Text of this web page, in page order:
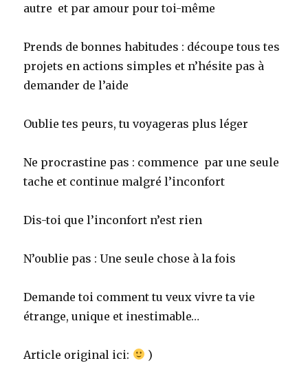
autre et par amour pour toi-même
Prends de bonnes habitudes : découpe tous tes
projets en actions simples et n’hésite pas à
demander de l’aide
Oublie tes peurs, tu voyageras plus léger
Ne procrastine pas : commence par une seule
tache et continue malgré l’inconfort
Dis-toi que l’inconfort n’est rien
N’oublie pas : Une seule chose à la fois
Demande toi comment tu veux vivre ta vie
étrange, unique et inestimable…
Article original ici: )